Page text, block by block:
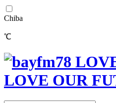
Chiba
℃